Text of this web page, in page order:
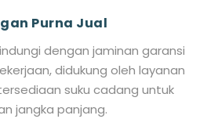
Purna Jual
dengan jaminan garansi
didukung oleh layanan
suku cadang untuk
jangka panjang.